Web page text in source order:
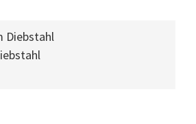
Diebstahl